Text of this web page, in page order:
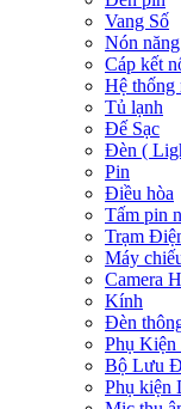
Vang Số
Nón
Cáp kết
Hệ thống
Tủ lạnh
Đế Sạc
Đèn (
Pin
Điều hòa
Tấm pin
Trạm
Máy
Camera
Kính
Đèn
Phụ
Bộ Lưu
Phụ kiện